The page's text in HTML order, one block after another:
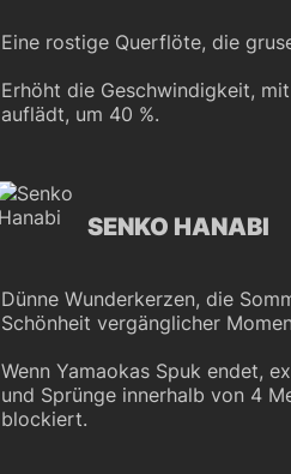
Eine rostige Querflöte, die
Erhöht die Geschwindigkeit,
auflädt, um 40 %.
SENKO HANABI
Dünne Wunderkerzen, die
Schönheit vergänglicher
Wenn Yamaokas Spuk endet,
und Sprünge innerhalb von 4
blockiert.